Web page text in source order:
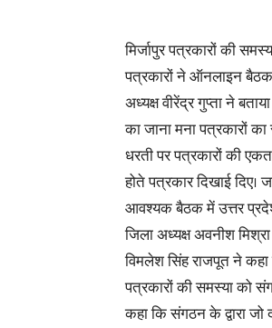
मिर्जापुर पत्रकारों की
पत्रकारों ने ऑनलाइन
अध्यक्ष वीरेंद्र गुप्ता ने
का जाना मना पत्रकारों
धरती पर पत्रकारों की
होते पत्रकार दिखाई दिए।
आवश्यक बैठक में उत्तर प्रदेश
जिला अध्यक्ष अवनीश
विमलेश सिंह राजपूत ने
पत्रकारों की समस्या को
कहा कि संगठन के द्वारा जो